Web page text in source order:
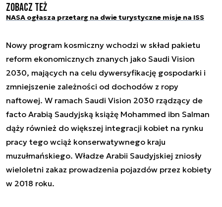
Zobacz też
NASA ogłasza przetarg na dwie turystyczne misje na ISS
Nowy program kosmiczny wchodzi w skład pakietu
reform ekonomicznych znanych jako Saudi Vision
2030, mających na celu dywersyfikację gospodarki i
zmniejszenie zależności od dochodów z ropy
naftowej. W ramach Saudi Vision 2030 rządzący de
facto Arabią Saudyjską książę Mohammed ibn Salman
dąży również do większej integracji kobiet na rynku
pracy tego wciąż konserwatywnego kraju
muzułmańskiego. Władze Arabii Saudyjskiej zniosły
wieloletni zakaz prowadzenia pojazdów przez kobiety
w 2018 roku.